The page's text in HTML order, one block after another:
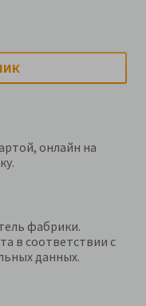
онлайн на
фабрики.
в соответствии с
данных.